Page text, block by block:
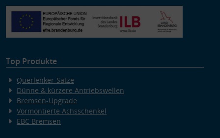
Top Produkte
Querlenker-Sätze
Dünne & kürzere Antriebswellen
Bremsen-Upgrade
Vormontierte Achsschenkel
EBC Bremsen